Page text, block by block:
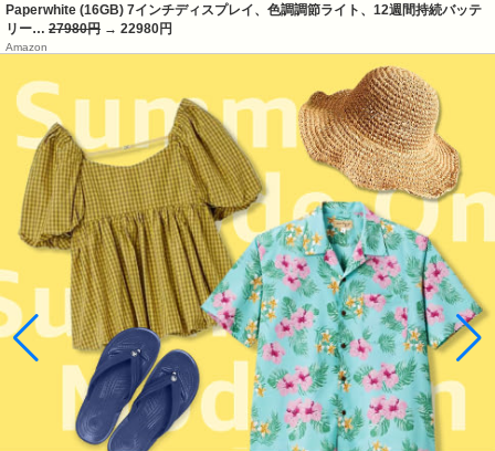
Paperwhite (16GB) 7インチディスプレイ、色調調節ライト、12週間持続バッテ
リー… 27980円 → 22980円
Amazon